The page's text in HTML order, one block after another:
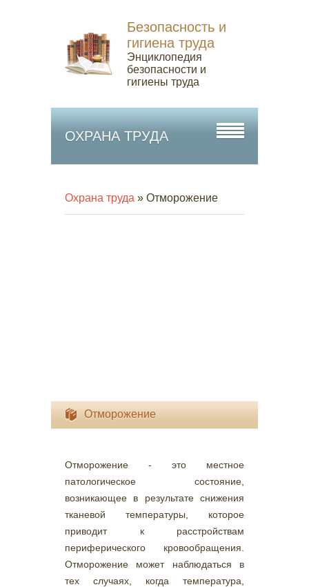
Безопасность и
гигиена труда
Энциклопедия
безопасности и
гигиены труда
ОХРАНА ТРУДА
Охрана труда » Отморожение
Отморожение
Отморожение - это местное
патологическое состояние,
возникающее в результате снижения
тканевой температуры, которое
приводит к расстройствам
периферического кровообращения.
Отморожение может наблюдаться в
тех случаях, когда температура,